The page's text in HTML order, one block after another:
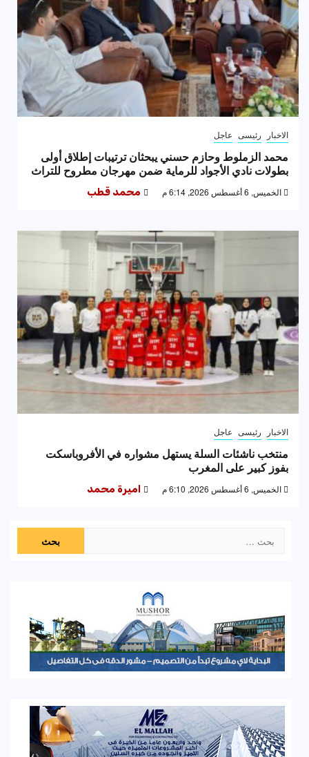
الاخبار رئيسى عاجل
محمد الزملوط وحازم حسني يبحثان ترتيبات إطلاق أولى
بطولات نادي الأجواد للرماية ضمن مهرجان مطروح للتراث
الخميس, 6 أغسطس 2026, 6:14 م محمد قطب
الاخبار رئيسى عاجل
منتخب ناشئات السلة يستهل مشواره في الأفروباسكت
بفوز كبير على المغرب
الخميس, 6 أغسطس 2026, 6:10 م اميرة محمد
عن: